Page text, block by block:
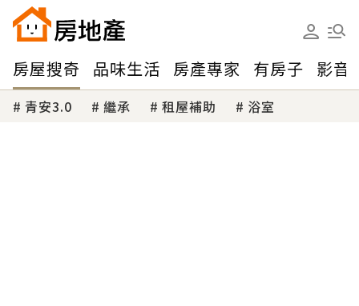
房屋搜奇 品味生活 房產專家 有房子 影音
青安3.0 繼承 租屋補助 浴室